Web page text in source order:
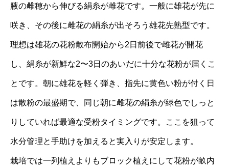
腋の雌穂から伸びる絹糸が雌花です。一般に雄花が先に
咲き、その後に雌花の絹糸が出そろう雄花先熟型です。
理想は雄花の花粉散布開始から2日前後で雌花が開花
し、絹糸が新鮮な2〜3日のあいだに十分な花粉が届くこ
とです。朝に雄花を軽く弾き、指先に黄色い粉が付く日
は散粉の最盛期で、同じ朝に雌花の絹糸が緑色でしっと
りしていれば最適な受粉タイミングです。ここを狙って
水分管理と手助けを加えると実入りが安定します。
栽培では一列植えよりもブロック植えにして花粉が畝内